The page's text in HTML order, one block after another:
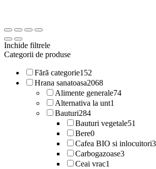
Inchide filtrele
Categorii de produse
Fără categorie152
Hrana sanatoasa2068
Alimente generale74
Alternativa la unt1
Bauturi284
Bauturi vegetale51
Bere0
Cafea BIO si inlocuitori
Carbogazoase3
Ceai vrac1